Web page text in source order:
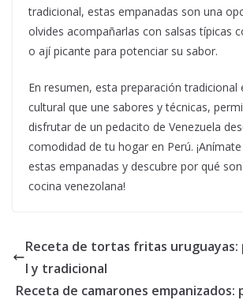
tradicional, estas empanadas son una
olvides acompañarlas con salsas típicas
o ají picante para potenciar su sabor.
En resumen, esta preparación tradicional
cultural que une sabores y técnicas,
disfrutar de un pedacito de Venezuela
comodidad de tu hogar en Perú.
estas empanadas y descubre por qué
cocina venezolana!
Receta de tortas fritas uruguayas:
l y tradicional
Receta de camarones empanizados: